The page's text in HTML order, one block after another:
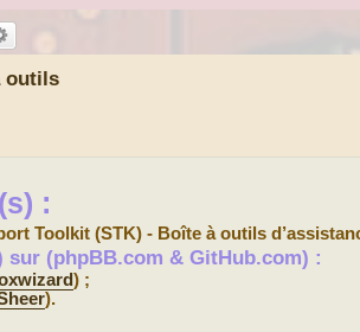
outils
:
Toolkit (STK) - Boîte à outils
(phpBB.com & GitHub.com) :
) ;
).